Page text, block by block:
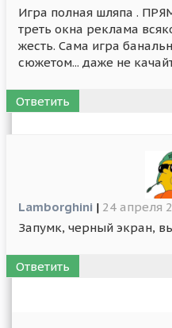
Игра полная шляпа .
треть окна реклама
жесть. Сама игра
сюжетом... даже не
Ответить
Lamborghini | 24 апреля
Запумк, черный экран,
Ответить